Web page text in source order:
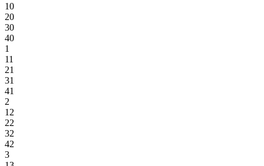
10
20
30
40
1
11
21
31
41
2
12
22
32
42
3